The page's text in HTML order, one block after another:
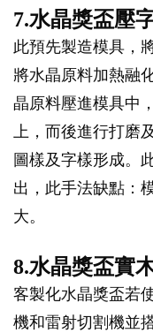
7.水晶獎盃壓
此預先製造模具，
將水晶原料加熱融
晶原料壓進模具中
上，而後進行打磨
圖樣及字樣形成。
出，此手法缺點：
大。
8.水晶獎盃實
客製化水晶獎盃若
機和雷射切割機並